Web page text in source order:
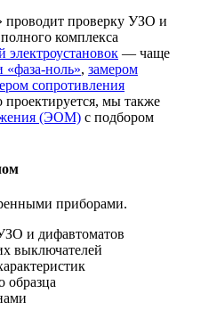
проводит проверку УЗО и
комплекса
— чаще
«фаза-ноль», замером
сопротивления
проектируется, мы также
(ЭОМ) с подбором
приборами.
и дифавтоматов
выключателей
образца